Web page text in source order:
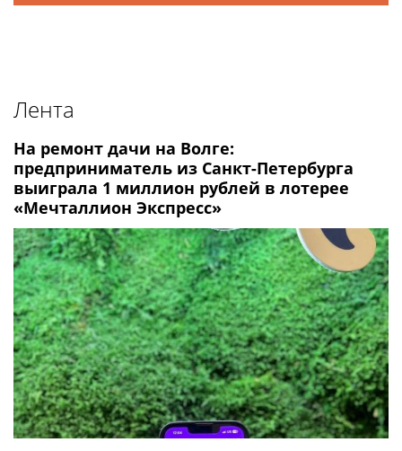
Лента
На ремонт дачи на Волге:
предприниматель из Санкт-Петербурга
выиграла 1 миллион рублей в лотерее
«Мечталлион Экспресс»